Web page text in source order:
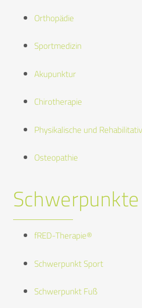
Orthopädie
Sportmedizin
Akupunktur
Chirotherapie
Physikalische und
Osteopathie
Schwerpunkte
fRED-Therapie®
Schwerpunkt Sport
Schwerpunkt Fuß